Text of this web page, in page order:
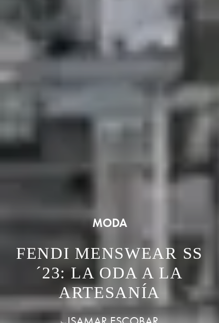
MODA
FENDI MENSWEAR SS
´23: LA ODA A LA
ARTESANÍA